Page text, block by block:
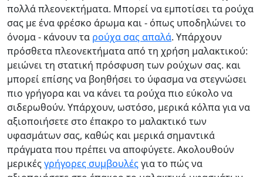
πολλά πλεονεκτήματα. Μπορεί να εμποτίσει τα ρούχα
σας με ένα φρέσκο άρωμα και - όπως υποδηλώνει το
όνομα - κάνουν τα ρούχα σας απαλά. Υπάρχουν
πρόσθετα πλεονεκτήματα από τη χρήση μαλακτικού:
μειώνει τη στατική πρόσφυση των ρούχων σας. και
μπορεί επίσης να βοηθήσει το ύφασμα να στεγνώσει
πιο γρήγορα και να κάνει τα ρούχα πιο εύκολο να
σιδερωθούν. Υπάρχουν, ωστόσο, μερικά κόλπα για να
αξιοποιήσετε στο έπακρο το μαλακτικό των
υφασμάτων σας, καθώς και μερικά σημαντικά
πράγματα που πρέπει να αποφύγετε. Ακολουθούν
μερικέςγρήγορες συμβουλέςγια το πώς να